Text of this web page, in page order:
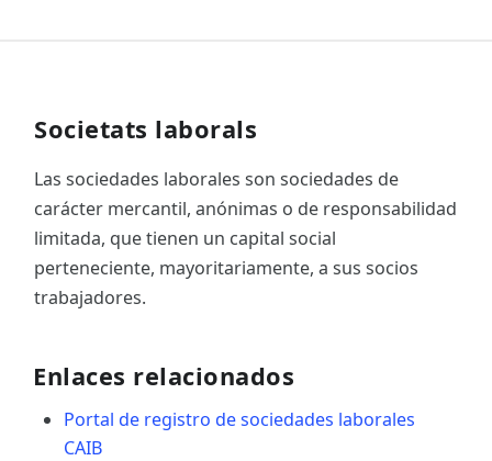
Societats laborals
Las sociedades laborales son sociedades de
carácter mercantil, anónimas o de responsabilidad
limitada, que tienen un capital social
perteneciente, mayoritariamente, a sus socios
trabajadores.
Enlaces relacionados
Portal de registro de sociedades laborales
CAIB